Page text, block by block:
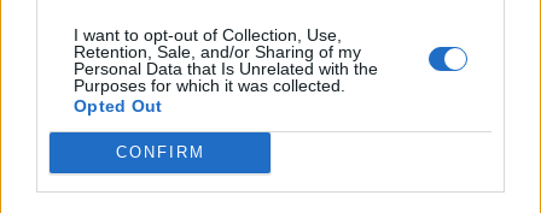
I want to opt-out of Collection, Use,
Retention, Sale, and/or Sharing of my
Personal Data that Is Unrelated with the
Purposes for which it was collected.
Opted Out
CONFIRM